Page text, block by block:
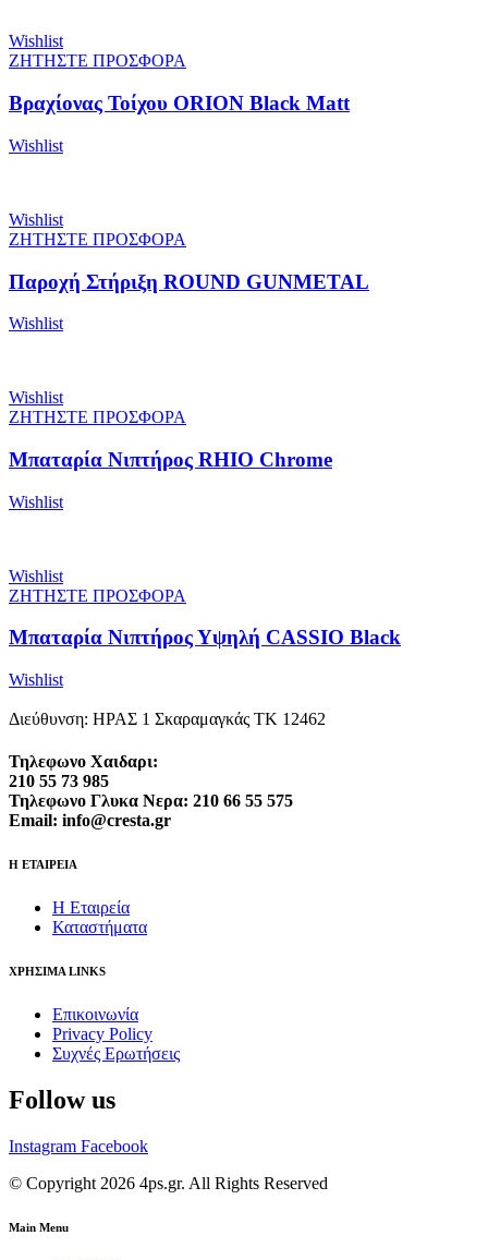
Wishlist
ΖΗΤΗΣΤΕ ΠΡΟΣΦΟΡΑ
Βραχίονας Τοίχου ORION Black Matt
Wishlist
Wishlist
ΖΗΤΗΣΤΕ ΠΡΟΣΦΟΡΑ
Παροχή Στήριξη ROUND GUNMETAL
Wishlist
Wishlist
ΖΗΤΗΣΤΕ ΠΡΟΣΦΟΡΑ
Μπαταρία Νιπτήρος RHIO Chrome
Wishlist
Wishlist
ΖΗΤΗΣΤΕ ΠΡΟΣΦΟΡΑ
Μπαταρία Νιπτήρος Υψηλή CASSIO Black
Wishlist
Διεύθυνση: ΗΡΑΣ 1 Σκαραμαγκάς ΤΚ 12462
Τηλεφωνο Χαιδαρι:
210 55 73 985
Τηλεφωνο Γλυκα Νερα: 210 66 55 575
Email: info@cresta.gr
Η ΕΤΑΙΡΕΙΑ
Η Εταιρεία
Καταστήματα
ΧΡΗΣΙΜΑ LINKS
Επικοινωνία
Privacy Policy
Συχνές Ερωτήσεις
Follow us
Instagram Facebook
© Copyright 2026 4ps.gr. All Rights Reserved
Main Menu